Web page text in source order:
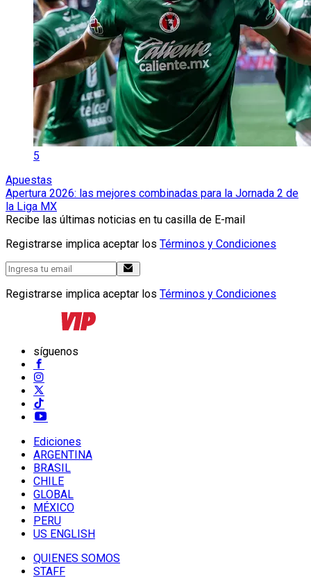
5
Apuestas
Apertura 2026: las mejores combinadas para la Jornada 2 de
la Liga MX
Recibe las últimas noticias en tu casilla de E-mail
Registrarse implica aceptar los Términos y Condiciones
Registrarse implica aceptar los Términos y Condiciones
síguenos
Ediciones
ARGENTINA
BRASIL
CHILE
GLOBAL
MÉXICO
PERU
US ENGLISH
QUIENES SOMOS
STAFF